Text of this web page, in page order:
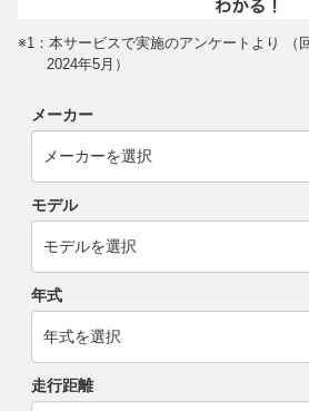
※1：本サービスで実施のアンケートより （
2024年5月）
メーカー
モデル
年式
走行距離